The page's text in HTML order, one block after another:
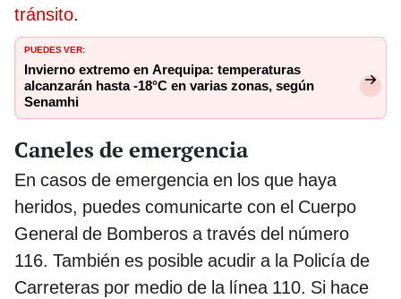
tránsito.
PUEDES VER:
Invierno extremo en Arequipa: temperaturas
alcanzarán hasta -18°C en varias zonas, según
Senamhi
Caneles de emergencia
En casos de emergencia en los que haya
heridos, puedes comunicarte con el Cuerpo
General de Bomberos a través del número
116. También es posible acudir a la Policía de
Carreteras por medio de la línea 110. Si hace